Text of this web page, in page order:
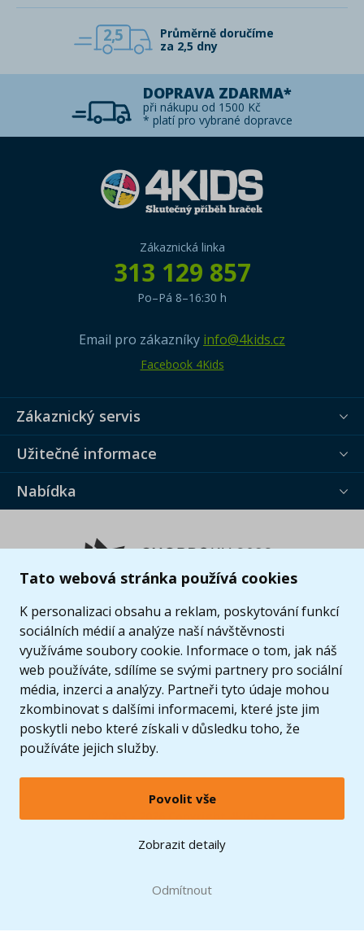
Tato webová stránka používá cookies
K personalizaci obsahu a reklam, poskytování funkcí
sociálních médií a analýze naší návštěvnosti
využíváme soubory cookie. Informace o tom, jak náš
web používáte, sdílíme se svými partnery pro sociální
média, inzerci a analýzy. Partneři tyto údaje mohou
zkombinovat s dalšími informacemi, které jste jim
poskytli nebo které získali v důsledku toho, že
používáte jejich služby.
Povolit vše
Zobrazit detaily
Odmítnout
2,5
Průměrně doručíme
za 2,5 dny
DOPRAVA ZDARMA*
při nákupu od 1500 Kč
* platí pro vybrané dopravce
Zákaznická linka
313 129 857
Po–Pá 8–16:30 h
Email pro zákazníky info@4kids.cz
Facebook 4Kids
Zákaznický servis
Užitečné informace
Nabídka
© 2005 - 2026 Copyright 4kids.cz
LEGO, logo LEGO a minifigurka jsou ochrannými známkami společnosti LEGO Group. ©
2024 The LEGO Group.
Zobrazit verzi pro desktop
při nákupu od